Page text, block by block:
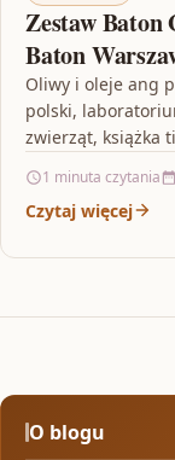
Zestaw Baton
Baton
Pomarańcza
Oliwy i oleje ang
polski,
zwierząt, książka
1 minuta czytania
Czytaj więcej
O blogu